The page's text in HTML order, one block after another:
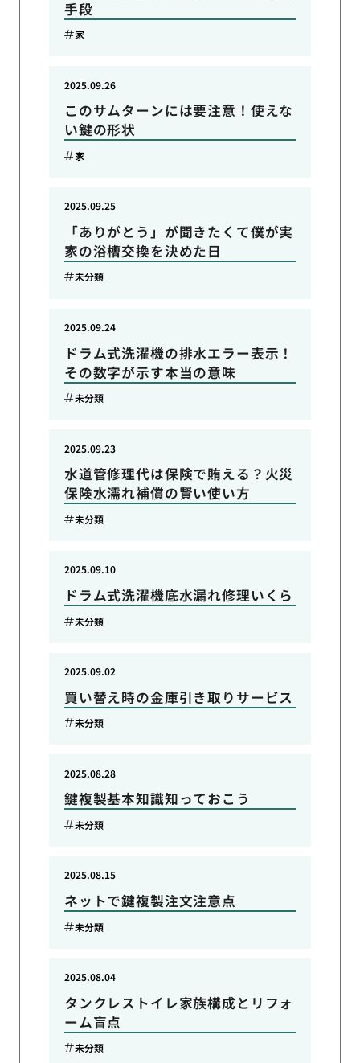
手段
家
このサムターンには要注意！使えな
い鍵の形状
2025.09.26
家
「ありがとう」が聞きたくて僕が実
家の浴槽交換を決めた日
2025.09.25
未分類
ドラム式洗濯機の排水エラー表示！
その数字が示す本当の意味
2025.09.24
未分類
水道管修理代は保険で賄える？火災
保険水濡れ補償の賢い使い方
2025.09.23
未分類
ドラム式洗濯機底水漏れ修理いくら
2025.09.10
未分類
買い替え時の金庫引き取りサービス
2025.09.02
未分類
鍵複製基本知識知っておこう
2025.08.28
未分類
ネットで鍵複製注文注意点
2025.08.15
未分類
タンクレストイレ家族構成とリフォ
ーム盲点
2025.08.04
未分類